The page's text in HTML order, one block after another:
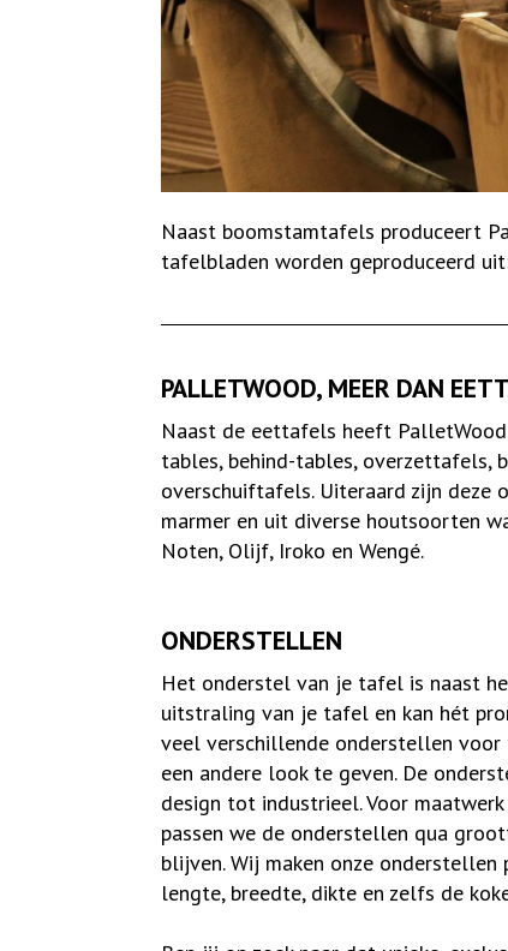
Naast boomstamtafels produceert
tafelbladen worden geproduceerd
PALLETWOOD, MEER DAN
Naast de eettafels heeft
tables, behind-tables,
overschuiftafels. Uiteraard zijn deze
marmer en uit diverse houtsoorten
Noten, Olijf, Iroko en Wengé.
ONDERSTELLEN
Het onderstel van je tafel is naast
uitstraling van je tafel en kan hét
veel verschillende onderstellen
een andere look te geven. De
design tot industrieel. Voor
passen we de onderstellen qua
blijven. Wij maken onze
lengte, breedte, dikte en zelfs de